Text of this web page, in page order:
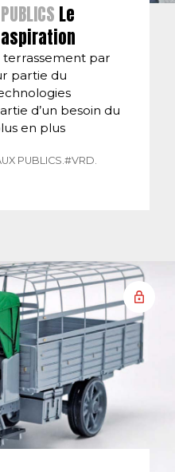
Le
terrassement par
partie du
d’un besoin du
en plus
PUBLICS. #VRD.